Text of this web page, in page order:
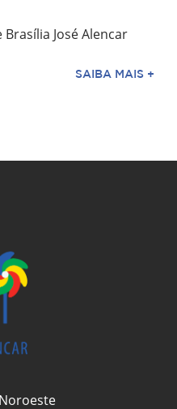
José Alencar
SAIBA MAIS +